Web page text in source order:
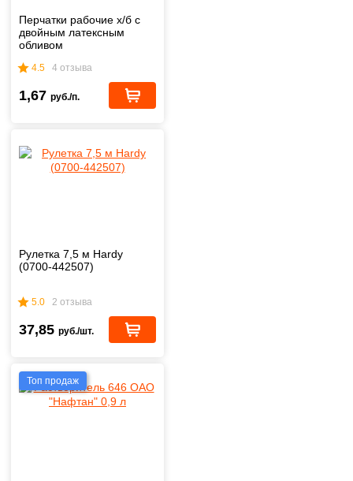
Перчатки рабочие х/б с
двойным латексным
обливом
4.5 4 отзыва
1,67 руб./п.
Рулетка 7,5 м Hardy
(0700-442507)
5.0 2 отзыва
37,85 руб./шт.
Топ продаж